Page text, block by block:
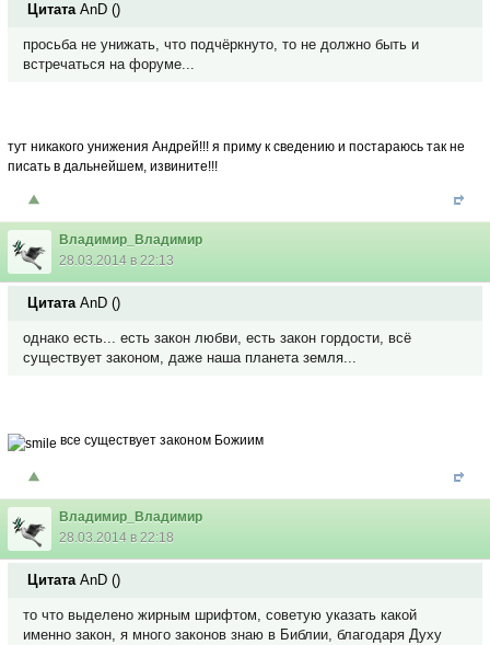
Цитата AnD ()
просьба не унижать, что подчёркнуто, то не должно быть и
встречаться на форуме...
тут никакого унижения Андрей!!! я приму к сведению и постараюсь так не
писать в дальнейшем, извините!!!
Владимир_Владимир
28.03.2014 в 22:13
Цитата AnD ()
однако есть... есть закон любви, есть закон гордости, всё
существует законом, даже наша планета земля...
все существует законом Божиим
Владимир_Владимир
28.03.2014 в 22:18
Цитата AnD ()
то что выделено жирным шрифтом, советую указать какой
именно закон, я много законов знаю в Библии, благодаря Духу